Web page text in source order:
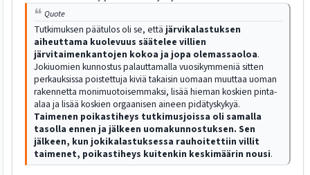
Quote
Tutkimuksen päätulos oli se, että järvikalastuksen
aiheuttama kuolevuus säätelee villien
järvitaimenkantojen kokoa ja jopa olemassaoloa.
Jokiuomien kunnostus palauttamalla vuosikymmeniä sitten
perkauksissa poistettuja kiviä takaisin uomaan muuttaa uoman
rakennetta monimuotoisemmaksi, lisää hieman koskien pinta-
alaa ja lisää koskien orgaanisen aineen pidätyskykyä.
Taimenen poikastiheys tutkimusjoissa oli samalla
tasolla ennen ja jälkeen uomakunnostuksen. Sen
jälkeen, kun jokikalastuksessa rauhoitettiin villit
taimenet, poikastiheys kuitenkin keskimäärin nousi.